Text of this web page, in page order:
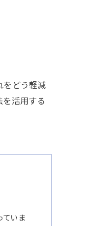
をどう軽減
活用する
ていま